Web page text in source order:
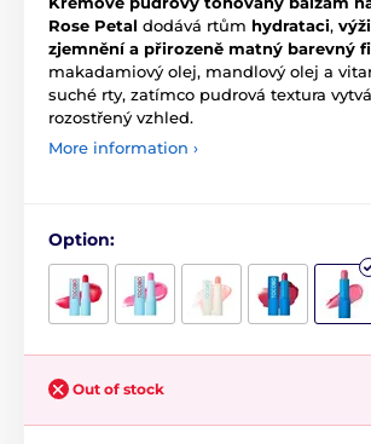
Rose Petal dodává rtům hydrataci,
zjemnění a přirozeně matný barevný
makadamiový olej, mandlový olej a
suché rty, zatímco pudrová textura
rozostřený vzhled.
More information ›
Option:
Out of stock